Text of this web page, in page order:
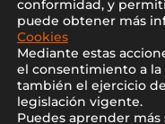
conformidad, y
puede obtener más
Cookies
Mediante estas
el consentimiento a la
también el ejercicio
legislación vigente.
Puedes aprender